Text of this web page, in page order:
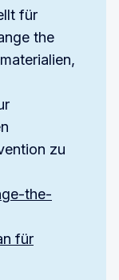
für
the
zu
the-
für